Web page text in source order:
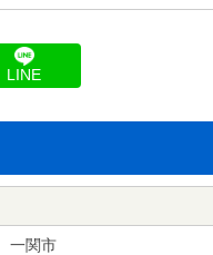
LINE
一関市